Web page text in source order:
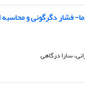
فشار دگرگونی و
سارا درگاهی